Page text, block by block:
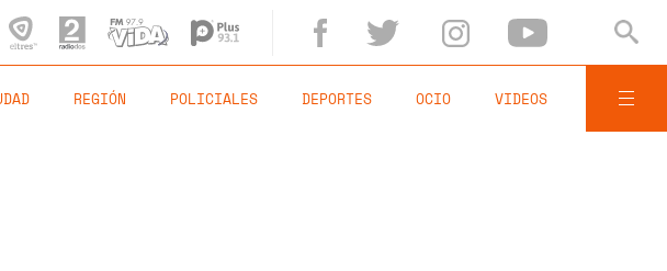
REGIÓN POLICIALES DEPORTES OCIO VIDEOS